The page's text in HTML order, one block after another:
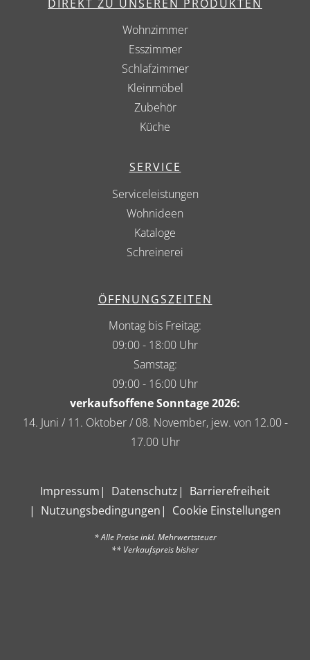
DIREKT ZU UNSEREN PRODUKTEN
Wohnzimmer
Esszimmer
Schlafzimmer
Kleinmöbel
Zubehör
Küche
SERVICE
Serviceleistungen
Wohnideen
Kataloge
Schreinerei
ÖFFNUNGSZEITEN
Montag bis Freitag:
09:00 - 18:00 Uhr
Samstag:
09:00 - 16:00 Uhr
verkaufsoffene Sonntage 2026:
14. Juni / 11. Oktober / 08. November, jew. von 12.00 -
17.00 Uhr
Impressum Datenschutz
Barrierefreiheit
Nutzungsbedingungen
Cookie Einstellungen
* Alle Preise inkl. Mehrwertsteuer
** Verkaufspreis bisher